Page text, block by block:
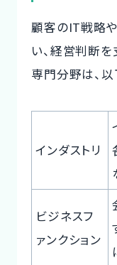
顧客のIT戦略
い、経営判断
専門分野は、以
インダストリ
ビジネスフ
ァンクション